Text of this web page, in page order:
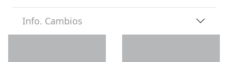
Info. Cambios